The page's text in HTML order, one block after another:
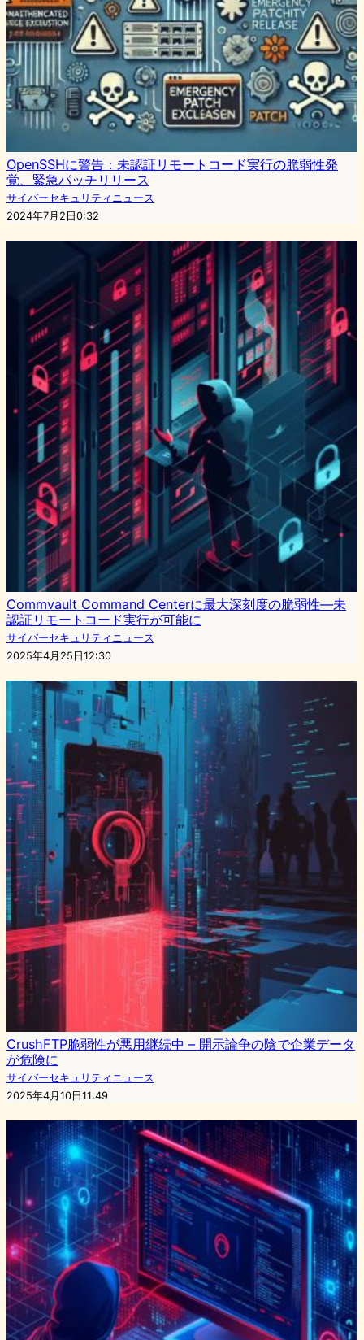
OpenSSHに警告：未認証リモートコード実行の脆弱性発
覚、緊急パッチリリース
サイバーセキュリティニュース
2024年7月2日0:32
Commvault Command Centerに最大深刻度の脆弱性—未
認証リモートコード実行が可能に
サイバーセキュリティニュース
2025年4月25日12:30
CrushFTP脆弱性が悪用継続中 – 開示論争の陰で企業データ
が危険に
サイバーセキュリティニュース
2025年4月10日11:49